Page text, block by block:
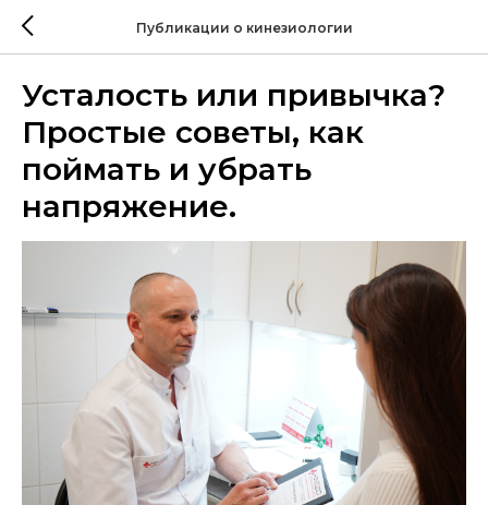
Публикации о кинезиологии
Усталость или привычка?
Простые советы, как
поймать и убрать
напряжение.